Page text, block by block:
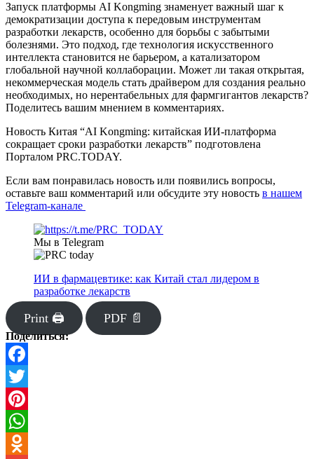
Запуск платформы AI Kongming знаменует важный шаг к
демократизации доступа к передовым инструментам
разработки лекарств, особенно для борьбы с забытыми
болезнями. Это подход, где технология искусственного
интеллекта становится не барьером, а катализатором
глобальной научной коллаборации. Может ли такая открытая,
некоммерческая модель стать драйвером для создания реально
необходимых, но нерентабельных для фармгигантов лекарств?
Поделитесь вашим мнением в комментариях.
Новость Китая “AI Kongming: китайская ИИ-платформа
сокращает сроки разработки лекарств” подготовлена
Порталом PRC.TODAY.
Если вам понравилась новость или появились вопросы,
оставьте ваш комментарий или обсудите эту новость в нашем
Telegram-канале
Мы в Telegram
ИИ в фармацевтике: как Китай стал лидером в
разработке лекарств
Print 🖨 PDF 📄
Поделиться:
Facebook
Twitter
Pinterest
WhatsApp